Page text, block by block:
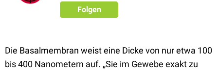
Folgen
Die Basalmembran weist eine Dicke von nur etwa 100
bis 400 Nanometern auf. „Sie im Gewebe exakt zu